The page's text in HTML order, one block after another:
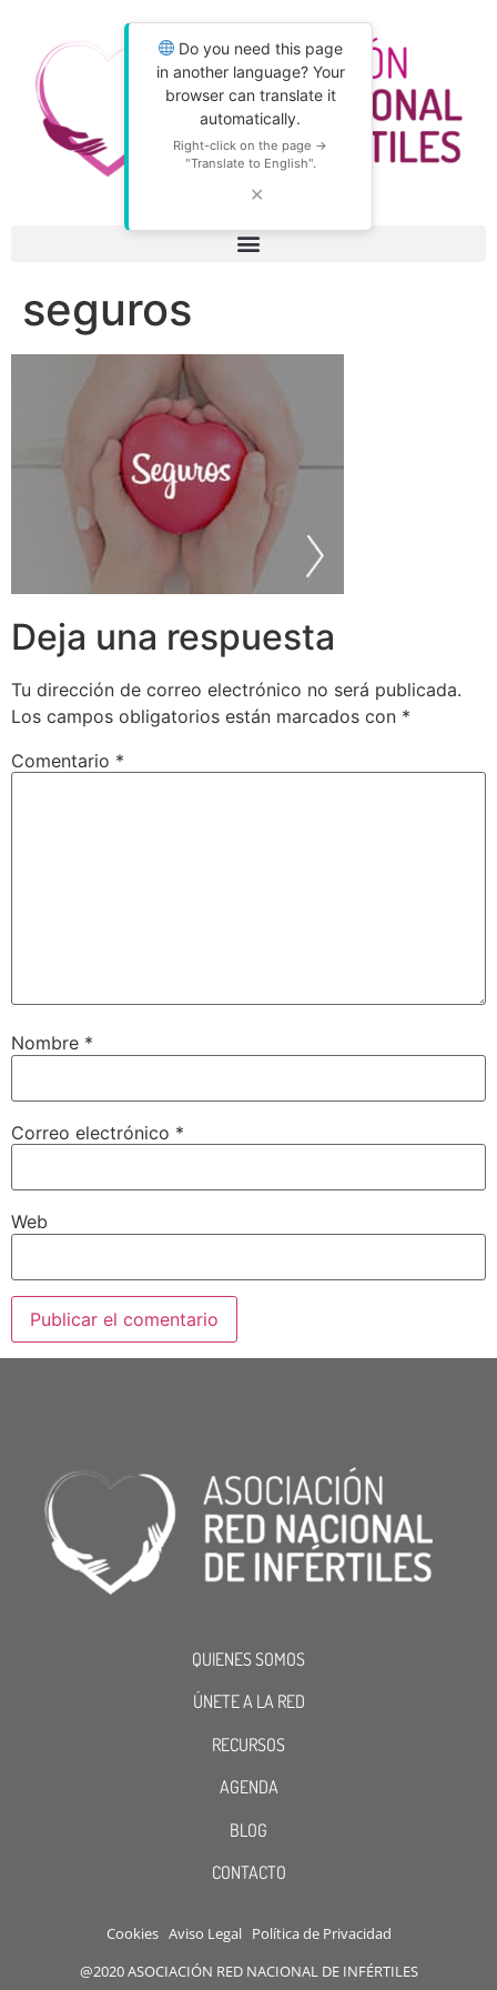
Do you need this page
in another language? Your
browser can translate it
automatically.
Right-click on the page →
"Translate to English".
✕
seguros
Deja una respuesta
Tu dirección de correo electrónico no será publicada.
Los campos obligatorios están marcados con *
Comentario *
Nombre *
Correo electrónico *
Web
QUIENES SOMOS
ÚNETE A LA RED
RECURSOS
AGENDA
BLOG
CONTACTO
Cookies Aviso Legal Política de Privacidad
@2020 ASOCIACIÓN RED NACIONAL DE INFÉRTILES